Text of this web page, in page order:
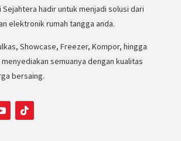
Sejahtera hadir untuk menjadi solusi dari
elektronik rumah tangga anda.
Showcase, Freezer, Kompor, hingga
semuanya dengan kualitas
bersaing.